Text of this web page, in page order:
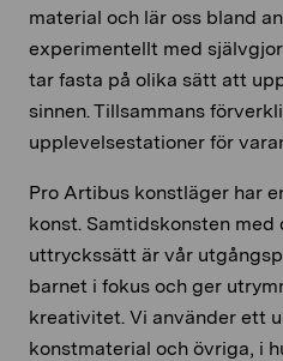
material och lär oss bland
experimentellt med
tar fasta på olika sätt att
sinnen. Tillsammans
upplevelsestationer för
Pro Artibus konstläger har
konst. Samtidskonsten med
uttryckssätt är vår
barnet i fokus och ger
kreativitet. Vi använder ett
konstmaterial och övriga, i